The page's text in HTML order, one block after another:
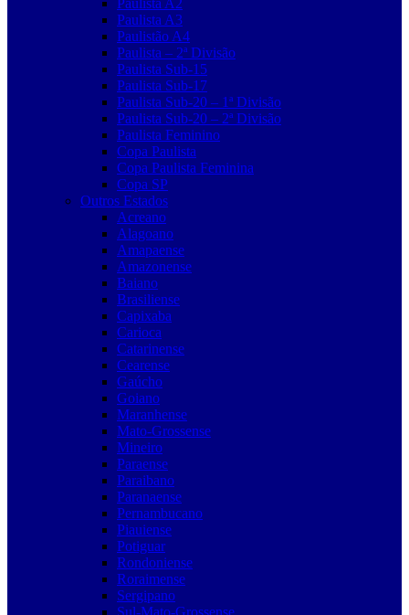
Paulista A3
Paulistão A4
Paulista – 2ª Divisão
Paulista Sub-15
Paulista Sub-17
Paulista Sub-20 – 1ª Divisão
Paulista Sub-20 – 2ª Divisão
Paulista Feminino
Copa Paulista
Copa Paulista Feminina
Copa SP
Outros Estados
Acreano
Alagoano
Amapaense
Amazonense
Baiano
Brasiliense
Capixaba
Carioca
Catarinense
Cearense
Gaúcho
Goiano
Maranhense
Mato-Grossense
Mineiro
Paraense
Paraibano
Paranaense
Pernambucano
Piauiense
Potiguar
Rondoniense
Roraimense
Sergipano
Sul-Mato-Grossense